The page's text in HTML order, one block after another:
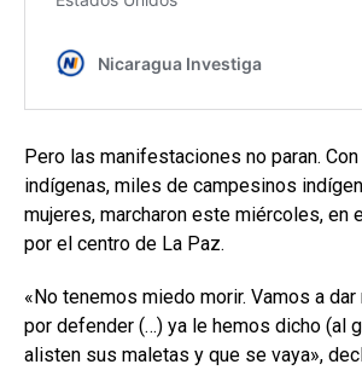
Pero las manifestaciones no paran.
indígenas, miles de campesinos
mujeres, marcharon este miércoles, en
por el centro de La Paz.
«No tenemos miedo morir. Vamos a
por defender (…) ya le hemos dicho (al
alisten sus maletas y que se vaya»,